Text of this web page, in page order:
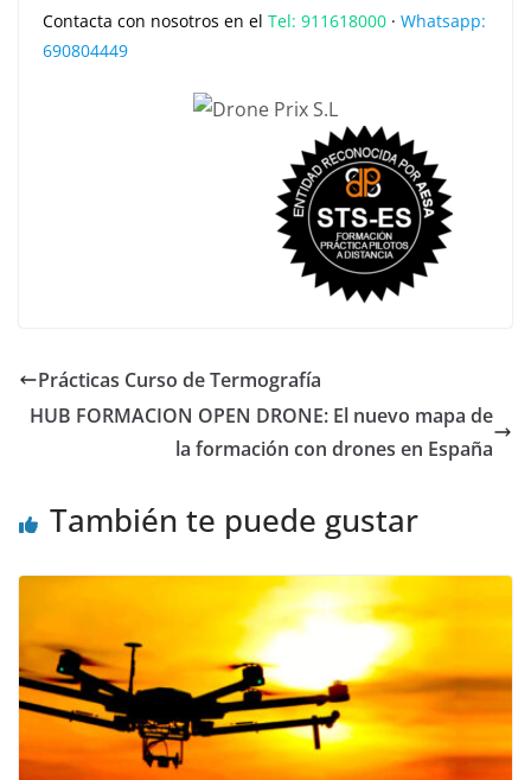
Contacta con nosotros en el Tel: 911618000 · Whatsapp:
690804449
Prácticas Curso de Termografía
HUB FORMACION OPEN DRONE: El nuevo mapa de
la formación con drones en España
También te puede gustar